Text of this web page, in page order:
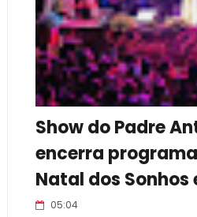
Show do Padre
encerra
Natal dos
05:04